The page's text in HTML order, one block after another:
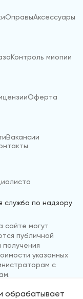
ОправыАксессуары
Контроль миопии
Оферта
Вакансии
служба по надзору
могут
публичной
указанных
с
обрабатывает